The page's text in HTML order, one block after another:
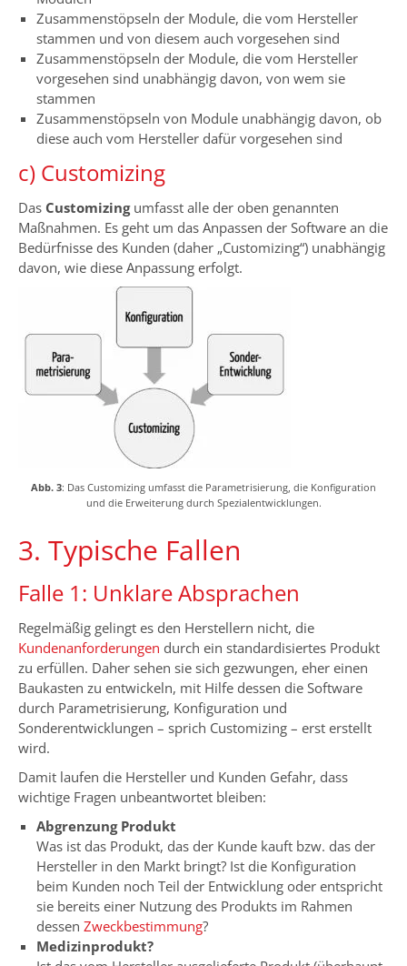
Zusammenstöpseln der Module, die vom Hersteller
stammen und von diesem auch vorgesehen sind
Zusammenstöpseln der Module, die vom Hersteller
vorgesehen sind unabhängig davon, von wem sie
stammen
Zusammenstöpseln von Module unabhängig davon, ob
diese auch vom Hersteller dafür vorgesehen sind
c) Customizing
Das Customizingumfasst alle der oben genannten
Maßnahmen. Es geht um das Anpassen der Software an die
Bedürfnisse des Kunden (daher „Customizing“) unabhängig
davon, wie diese Anpassung erfolgt.
Abb. 3: Das Customizing umfasst die Parametrisierung, die Konfiguration
und die Erweiterung durch Spezialentwicklungen.
3. Typische Fallen
Falle 1: Unklare Absprachen
Regelmäßig gelingt es den Herstellern nicht, die
Kundenanforderungen durch ein standardisiertes Produkt
zu erfüllen. Daher sehen sie sich gezwungen, eher einen
Baukasten zu entwickeln, mit Hilfe dessen die Software
durch Parametrisierung, Konfiguration und
Sonderentwicklungen – sprich Customizing – erst erstellt
wird.
Damit laufen die Hersteller und Kunden Gefahr, dass
wichtige Fragen unbeantwortet bleiben:
Abgrenzung Produkt
Was ist das Produkt, das der Kunde kauft bzw. das der
Hersteller in den Markt bringt? Ist die Konfiguration
beim Kunden noch Teil der Entwicklung oder entspricht
sie bereits einer Nutzung des Produkts im Rahmen
dessen Zweckbestimmung?
Medizinprodukt?